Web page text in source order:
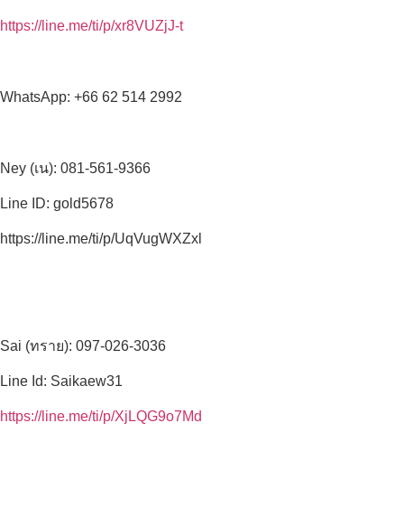
https://line.me/ti/p/xr8VUZjJ-t
WhatsApp: +66 62 514 2992
Ney (เน): 081-561-9366
Line ID: gold5678
https://line.me/ti/p/UqVugWXZxl
Sai (ทราย): 097-026-3036
Line Id: Saikaew31
https://line.me/ti/p/XjLQG9o7Md